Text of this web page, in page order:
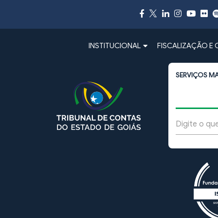
INSTITUCIONAL FISCALIZAÇÃO E
SERVIÇOS